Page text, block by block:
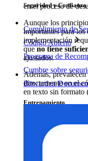
Seguridad y Confianza
Cumplimiento de
Código Abierto
Programa de
Cumbre sobre
Bitwarden
Entrenamiento
Centro de ayuda
Courses
en el proceso de
Aunque los
importantes para
implementación
que no tiene
ajustados.
Además,
directamente en el
en texto sin formato